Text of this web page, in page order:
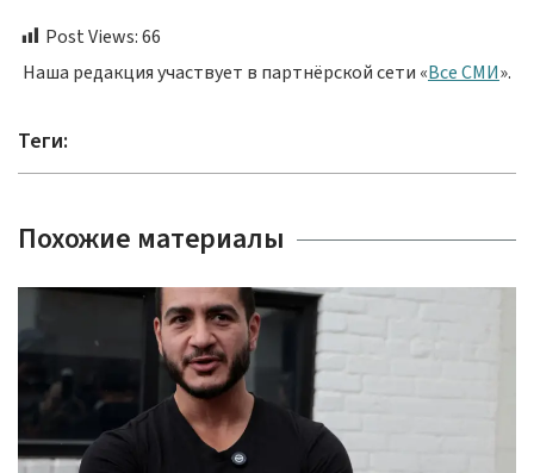
Post Views:66
Наша редакция участвует в партнёрской сети «Все СМИ».
Теги:
Похожие материалы